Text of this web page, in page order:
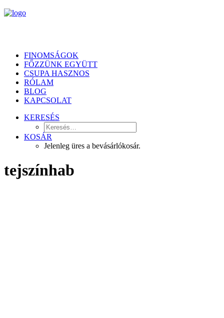
FINOMSÁGOK
FŐZZÜNK EGYÜTT
CSUPA HASZNOS
RÓLAM
BLOG
KAPCSOLAT
KERESÉS
KOSÁR
Jelenleg üres a bevásárlókosár.
tejszínhab